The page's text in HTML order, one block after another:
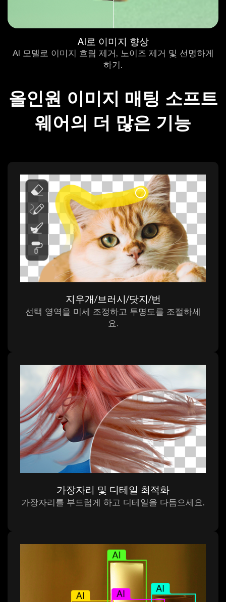
AI로 이미지 향상
AI 모델로 이미지 흐림 제거, 노이즈 제거 및 선명하게
하기.
올인원 이미지 매팅 소프트
웨어의 더 많은 기능
지우개/브러시/닷지/번
선택 영역을 미세 조정하고 투명도를 조절하세
요.
가장자리 및 디테일 최적화
가장자리를 부드럽게 하고 디테일을 다듬으세요.